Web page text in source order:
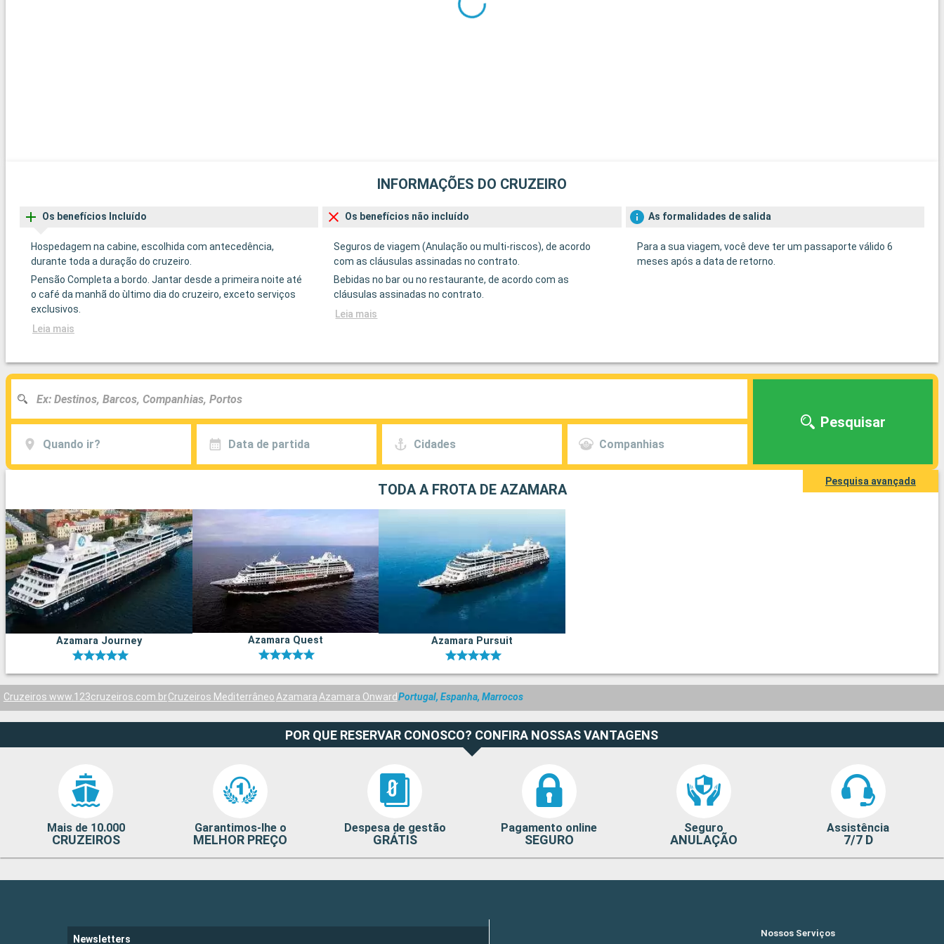
INFORMAÇÕES DO CRUZEIRO
Os benefícios Incluído
Hospedagem na cabine, escolhida com antecedência,
durante toda a duração do cruzeiro.
Pensão Completa a bordo. Jantar desde a primeira noite até
o café da manhã do ùltimo dia do cruzeiro, exceto serviços
exclusivos.
Leia mais
Os benefícios não incluído
Seguros de viagem (Anulação ou multi-riscos), de acordo
com as cláusulas assinadas no contrato.
Bebidas no bar ou no restaurante, de acordo com as
cláusulas assinadas no contrato.
Leia mais
As formalidades de salida
Para a sua viagem, você deve ter um passaporte válido 6
meses após a data de retorno.
Quando ir? Data de partida Cidades Companhias
Pesquisar
Pesquisa avançada
TODA A FROTA DE AZAMARA
Azamara Journey Azamara Quest Azamara Pursuit
Cruzeiros www.123cruzeiros.com.brCruzeiros Mediterrâneo Azamara Azamara OnwardPortugal, Espanha, Marrocos
POR QUE RESERVAR CONOSCO? CONFIRA NOSSAS VANTAGENS
Mais de 10.000
CRUZEIROS
Garantimos-lhe o
MELHOR PREÇO
Despesa de gestão
GRÁTIS
Pagamento online
SEGURO
Seguro
ANULAÇÃO
Assistência
7/7 D
Newsletters
Nossos Serviços